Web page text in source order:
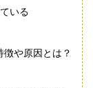
いる
徴や原因とは？